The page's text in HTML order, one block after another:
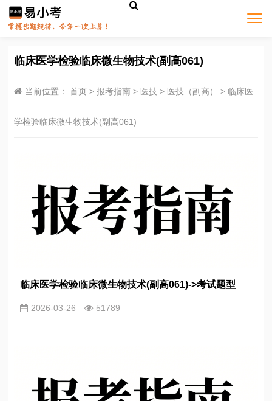
临床医学检验临床微生物技术(副高061)
当前位置： 首页 >报考指南 > 医技 > 医技（副高） > 临床医
学检验临床微生物技术(副高061)
临床医学检验临床微生物技术(副高061)->考试题型
2026-03-26 51789